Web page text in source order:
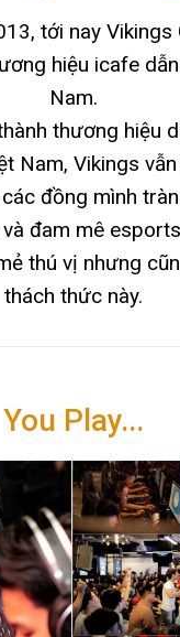
tới nay Vikings
hiệu icafe
Nam.
thương hiệu
Nam, Vikings
đồng mình
đam mê
thú vị nhưng
thách thức này.
You Play...